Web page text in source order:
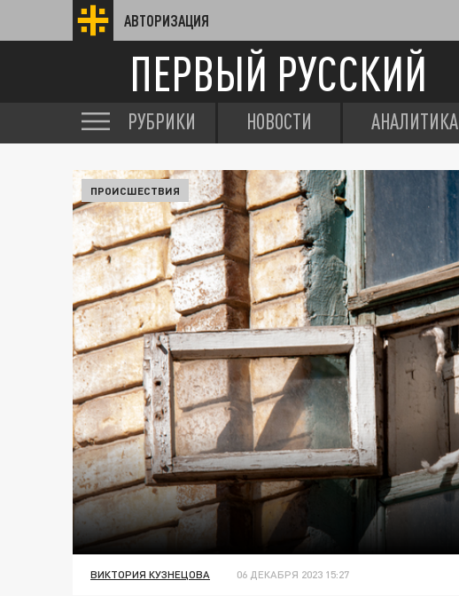
АВТОРИЗАЦИЯ
ПЕРВЫЙ РУССКИЙ
РУБРИКИ НОВОСТИ АНАЛИТИКА
ПРОИСШЕСТВИЯ
ВИКТОРИЯ КУЗНЕЦОВА 06 ДЕКАБРЯ 2023 15:27